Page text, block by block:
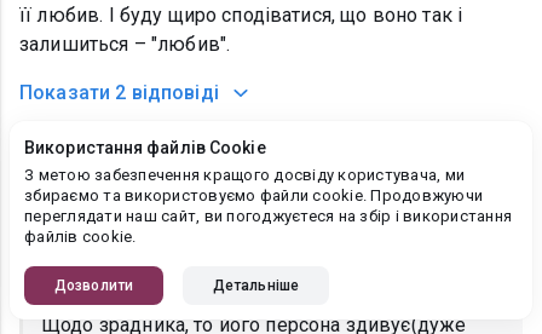
її любив. І буду щиро сподіватися, що воно так і
залишиться – "любив".
Показати 2 відповіді
Оксамит
19.02.2020, 18:55:50
Привітик, моя чарівничко! Здається моїм
"опискам" кінця-краю немає((і граблі наб'ють
чимало гуль мені. Правильний перший варіант.
Щодо зрадника, то його персона здивує(дуже
Використання файлів Cookie
З метою забезпечення кращого досвіду користувача, ми
збираємо та використовуємо файли cookie. Продовжуючи
переглядати наш сайт, ви погоджуєтеся на збір і використання
файлів cookie.
Дозволити Детальніше